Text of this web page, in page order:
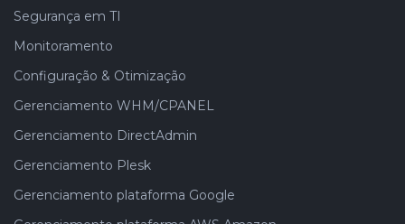
Segurança em TI
Monitoramento
Configuração & Otimização
Gerenciamento WHM/CPANEL
Gerenciamento DirectAdmin
Gerenciamento Plesk
Gerenciamento plataforma Google